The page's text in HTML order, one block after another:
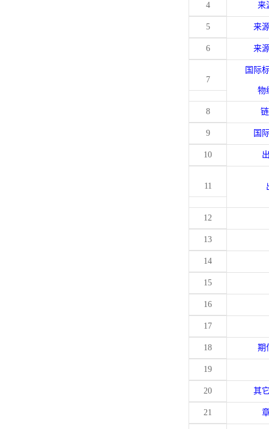
4 来
5 来
6 来
7
国际
物
8
9 国
10
11
12
13
14
15
16
17
18 期
19
20 其
21